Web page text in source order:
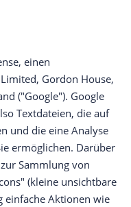
einen
Gordon House,
("Google"). Google
Textdateien, die auf
und die eine Analyse
ermöglichen. Darüber
Sammlung von
(kleine unsichtbare
einfache Aktionen wie